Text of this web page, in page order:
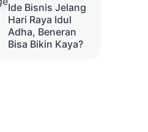
Ide Bisnis Jelang
Hari Raya Idul
Adha, Beneran
Bisa Bikin Kaya?